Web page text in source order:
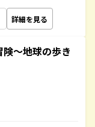
詳細を見る
～地球の歩き